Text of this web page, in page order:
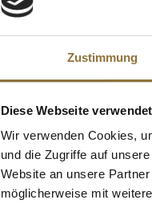
Zustimmung
Diese Webseite
Wir verwenden Cookies,
und die Zugriffe auf
Website an unsere
möglicherweise mit
Nährwerte
Brennwert
davon
Kohlenhydrate
davon Zucker
Eiweiß
ALLERGENE
Allergene
Schalenfrüchte
Milch
Sojabohnen